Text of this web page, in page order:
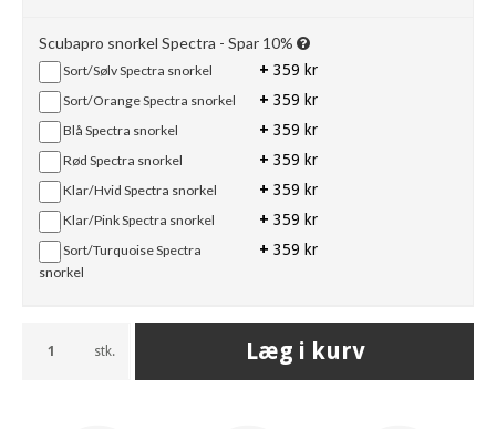
Scubapro snorkel Spectra - Spar 10%
Sort/Sølv Spectra snorkel + 359 kr
Sort/Orange Spectra snorkel + 359 kr
Blå Spectra snorkel + 359 kr
Rød Spectra snorkel + 359 kr
Klar/Hvid Spectra snorkel + 359 kr
Klar/Pink Spectra snorkel + 359 kr
snorkel
+ 359 kr
stk. Læg i kurv